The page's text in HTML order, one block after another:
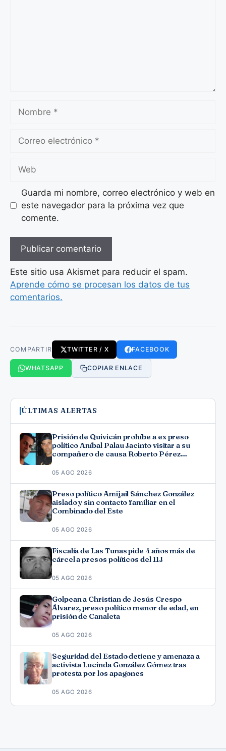
electrónico
Guarda mi nombre, correo electrónico y web en
este navegador para la próxima vez que
comente.
Este sitio usa Akismet para reducir el spam.
Aprende cómo se procesan los datos de tus
comentarios.
COMPARTIR TWITTER / X FACEBOOK
WHATSAPP COPIAR ENLACE
ÚLTIMAS ALERTAS
Prisión de Quivicán prohíbe a ex preso
político Aníbal Palau Jacinto visitar a su
compañero de causa Roberto Pérez
05 AGO 2026
Preso político Amijail Sánchez González
aislado y sin contacto familiar en el
Combinado del Este
05 AGO 2026
Fiscalía de Las Tunas pide 4 años más de
cárcel a presos políticos del 11J
05 AGO 2026
Golpean a Christian de Jesús Crespo
Álvarez, preso político menor de edad, en
prisión de Canaleta
05 AGO 2026
Seguridad del Estado detiene y amenaza a
activista Lucinda González Gómez tras
protesta por los apagones
05 AGO 2026